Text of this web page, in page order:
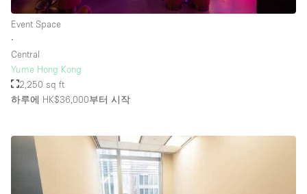
Event Space
∙
Central
Yume Hong Kong
2,250 sq ft
하루에 HK$36,000부터 시작